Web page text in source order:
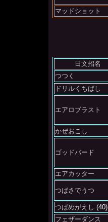
マッドショット
日文招名
つつく
ドリルくちばし
エアロブラスト
かぜおこし
ゴッドバード
エアカッター
つばさでうつ
つばめがえし (40)
フェザーダンス